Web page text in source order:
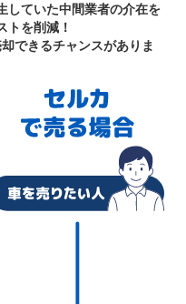
していた中間業者の介在を
トを削減！
できるチャンスがありま